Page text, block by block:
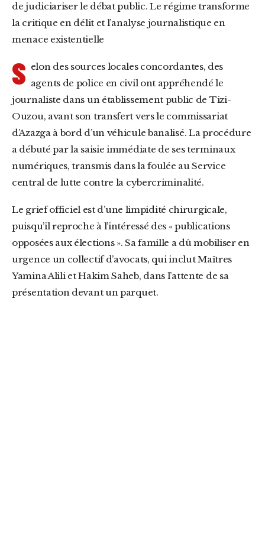
de judiciariser le débat public. Le régime transforme
la critique en délit et l’analyse journalistique en
menace existentielle
S elon des sources locales concordantes, des
agents de police en civil ont appréhendé le
journaliste dans un établissement public de Tizi-
Ouzou, avant son transfert vers le commissariat
d’Azazga à bord d’un véhicule banalisé. La procédure
a débuté par la saisie immédiate de ses terminaux
numériques, transmis dans la foulée au Service
central de lutte contre la cybercriminalité.
Le grief officiel est d’une limpidité chirurgicale,
puisqu’il reproche à l’intéressé des « publications
opposées aux élections ». Sa famille a dû mobiliser en
urgence un collectif d’avocats, qui inclut Maîtres
Yamina Alili et Hakim Saheb, dans l’attente de sa
présentation devant un parquet.